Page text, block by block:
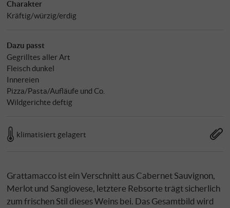
Charakter
Kräftig/würzig/erdig
Dazu passt
Gegrilltes aller Art
Fleisch dunkel
Innereien
Pizza/Pasta/Aufläufe und Co.
Wildgerichte deftig
klimatisiert gelagert
Grattamacco ist ein Verschnitt aus Cabernet Sauvignon,
Merlot und Sangiovese, letztere Rebsorte trägt sicherlich
zum frischen Stil dieses Weins bei. Das Gesamtbild wird